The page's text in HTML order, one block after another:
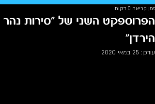
הפרוספקט השני של "סירות נהר
הירדן"
זמן קריאה 0 דקות
עודכן: 25 במאי 2020